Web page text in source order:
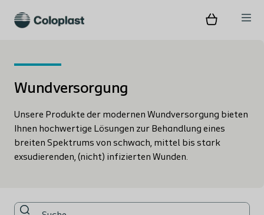
Wundversorgung
Unsere Produkte der modernen Wundversorgung bieten
Ihnen hochwertige Lösungen zur Behandlung eines
breiten Spektrums von schwach, mittel bis stark
exsudierenden, (nicht) infizierten Wunden.